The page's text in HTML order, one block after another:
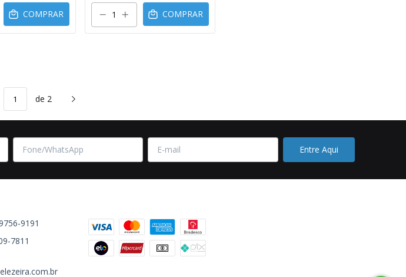
COMPRAR COMPRAR
de 2
9191
7811